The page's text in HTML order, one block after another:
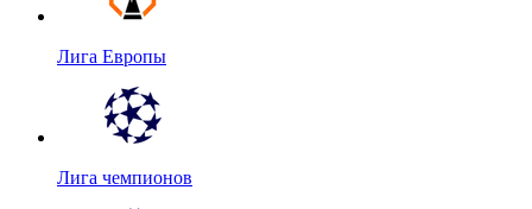
Лига Европы
Лига чемпионов